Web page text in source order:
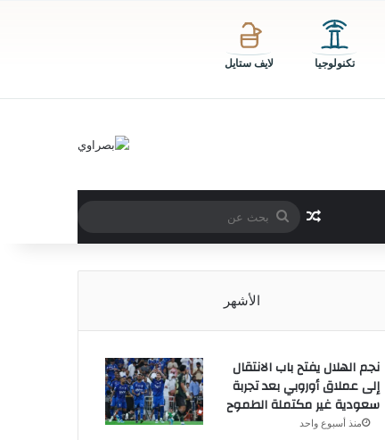
تكنولوجيا لايف ستايل
مقال عشوائي
بحث
عن
الأشهر
نجم الهلال يفتح باب الانتقال
إلى عملاق أوروبي بعد تجربة
سعودية غير مكتملة الطموح
منذ أسبوع واحد